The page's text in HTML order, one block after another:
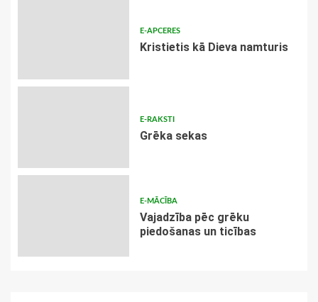
E-APCERES
Kristietis kā Dieva namturis
E-RAKSTI
Grēka sekas
E-MĀCĪBA
Vajadzība pēc grēku
piedošanas un ticības